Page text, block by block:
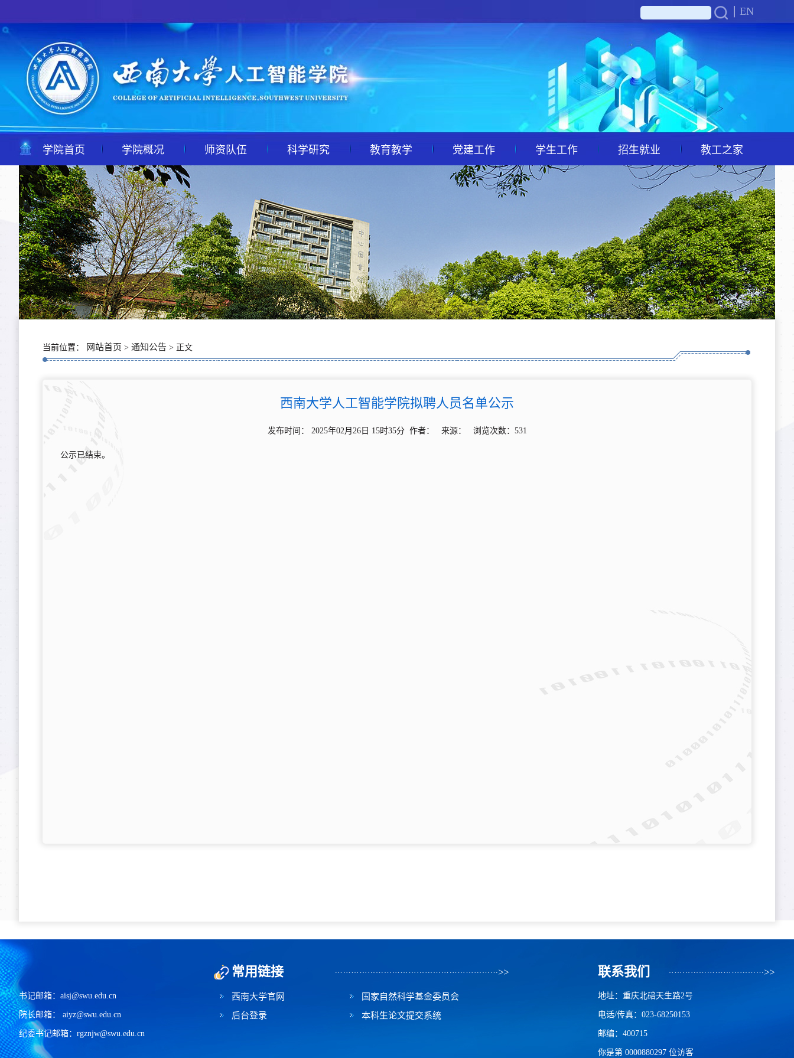
EN
学院首页 学院概况 师资队伍 科学研究 教育教学 党建工作 学生工作 招生就业 教工之家
当前位置： 网站首页 > 通知公告 > 正文
西南大学人工智能学院拟聘人员名单公示
发布时间： 2025年02月26日 15时35分 作者： 来源： 浏览次数： 531
公示已结束。
书记邮箱：aisj@swu.edu.cn
院长邮箱： aiyz@swu.edu.cn
纪委书记邮箱：rgznjw@swu.edu.cn
常用链接
西南大学官网 国家自然科学基金委员会
后台登录 本科生论文提交系统
联系我们
地址：重庆北碚天生路2号
电话/传真：023-68250153
邮编：400715
你是第 0000880297 位访客